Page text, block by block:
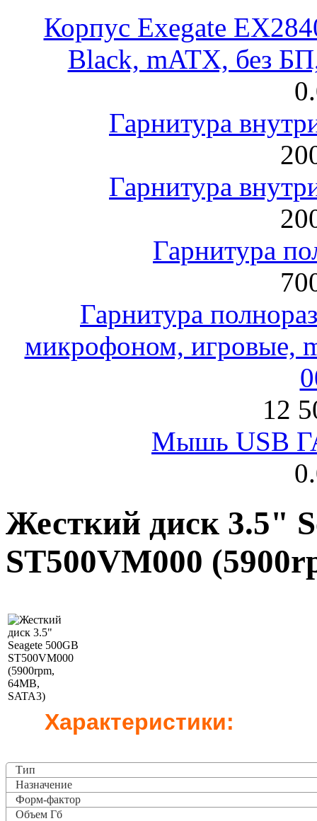
Корпус Exegate
Black, mATX, без
Гарнитура
Гарнитура
Гарнитура
Гарнитура
микрофоном, игровые,
12
Мышь USB
Жесткий диск 3.5"
ST500VM000
Характеристики:
Тип
Назначение
Форм-фактор
Объем Гб